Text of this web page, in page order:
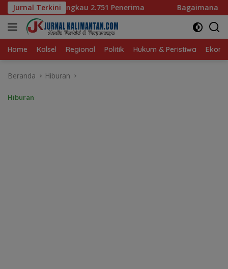
Langsung
ke
konten
Jurnal Terkini Bagaimana KIP Hadapi Deepfake dan Hoaks?
Home Kalsel Regional Politik Hukum & Peristiwa
Beranda Hiburan
Hiburan